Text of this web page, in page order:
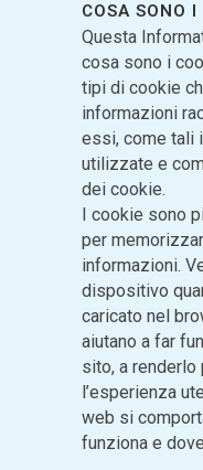
COSA SONO I
Questa
cosa sono i
tipi di cookie
informazioni
essi, come tali
utilizzate e
dei cookie.
I cookie sono
per
informazioni.
dispositivo
caricato nel
aiutano a far
sito, a renderlo
l’esperienza
web si
funziona e